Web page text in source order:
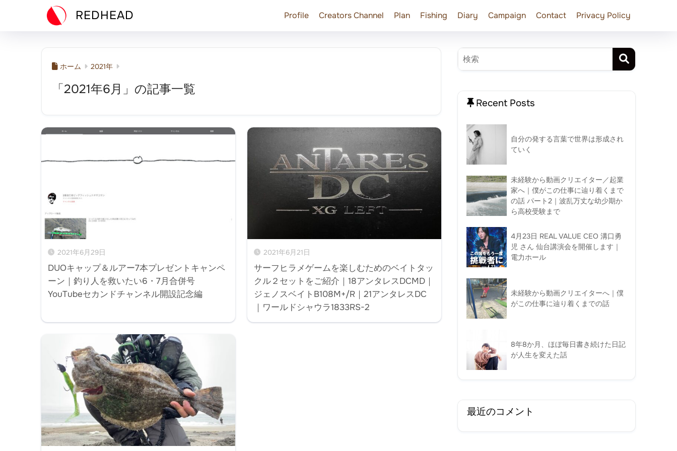
REDHEAD Profile Creators Channel Plan Fishing Diary Campaign Contact Privacy Policy
ホーム 2021年
「2021年6月」の記事一覧
2021年6月29日
DUOキャップ＆ルアー7本プレゼントキャンペ
ーン｜釣り人を救いたい6・7月合併号
YouTubeセカンドチャンネル開設記念編
2021年6月21日
サーフヒラメゲームを楽しむためのベイトタッ
クル２セットをご紹介｜18アンタレスDCMD｜
ジェノスベイトB108M+/R｜21アンタレスDC
｜ワールドシャウラ1833RS-2
Recent Posts
自分の発する言葉で世界は形成され
ていく
未経験から動画クリエイター／起業
家へ｜僕がこの仕事に辿り着くまで
の話 パート2｜波乱万丈な幼少期か
ら高校受験まで
4月23日 REAL VALUE CEO 溝口勇
児 さん 仙台講演会を開催します｜
電力ホール
未経験から動画クリエイターへ｜僕
がこの仕事に辿り着くまでの話
8年8か月、ほぼ毎日書き続けた日記
が人生を変えた話
最近のコメント